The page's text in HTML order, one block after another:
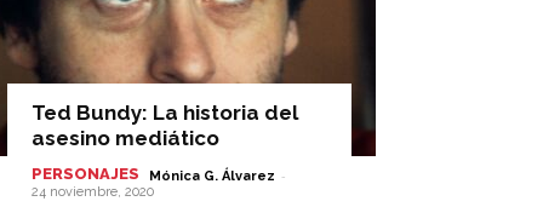
Ted Bundy: La historia del
asesino mediático
PERSONAJES Mónica G. Álvarez -
24 noviembre, 2020